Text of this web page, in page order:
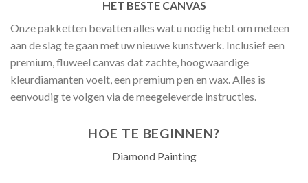
HET BESTE CANVAS
Onze pakketten bevatten alles wat u nodig hebt om meteen
aan de slag te gaan met uw nieuwe kunstwerk. Inclusief een
premium, fluweel canvas dat zachte, hoogwaardige
kleurdiamanten voelt, een premium pen en wax. Alles is
eenvoudig te volgen via de meegeleverde instructies.
HOE TE BEGINNEN?
Diamond Painting